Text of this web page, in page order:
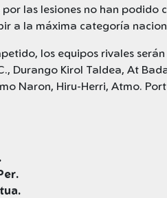
las lesiones no han podido
a la máxima categoría
los equipos rivales
Durango Kirol Taldea, At
Naron, Hiru-Herri, Atmo.